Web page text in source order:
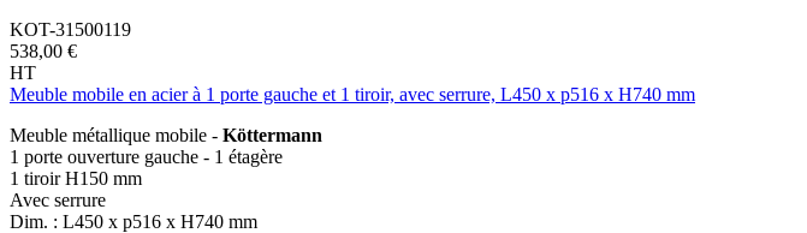
KOT-31500119
538,00 €
HT
Meuble mobile en acier à 1 porte gauche et 1 tiroir, avec serrure, L450 x p516 x H740 mm
Meuble métallique mobile - Köttermann
1 porte ouverture gauche - 1 étagère
1 tiroir H150 mm
Avec serrure
Dim. : L450 x p516 x H740 mm